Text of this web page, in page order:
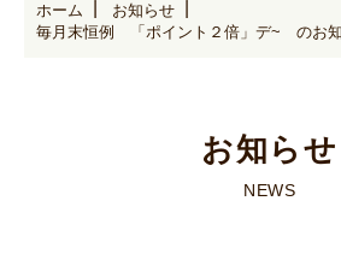
ホーム
お知らせ
毎月末恒例 「ポイント２倍」デ~ のお
お知らせ
NEWS